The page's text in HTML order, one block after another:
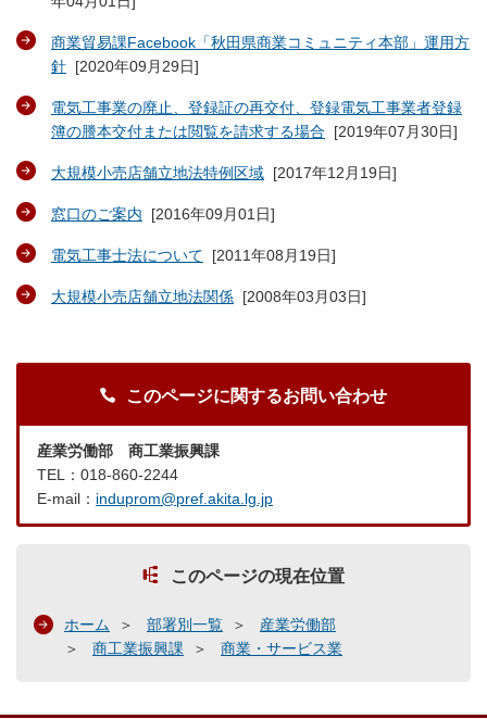
商業貿易課Facebook「秋田県商業コミュニティ本部」運用方
針 [2020年09月29日]
電気工事業の廃止、登録証の再交付、登録電気工事業者登録
簿の謄本交付または閲覧を請求する場合 [2019年07月30日]
大規模小売店舗立地法特例区域 [2017年12月19日]
窓口のご案内 [2016年09月01日]
電気工事士法について [2011年08月19日]
大規模小売店舗立地法関係 [2008年03月03日]
このページに関するお問い合わせ
産業労働部 商工業振興課
TEL：018-860-2244
E-mail： induprom@pref.akita.lg.jp
このページの現在位置
ホーム 部署別一覧
産業労働部
商工業振興課
商業・サービス業